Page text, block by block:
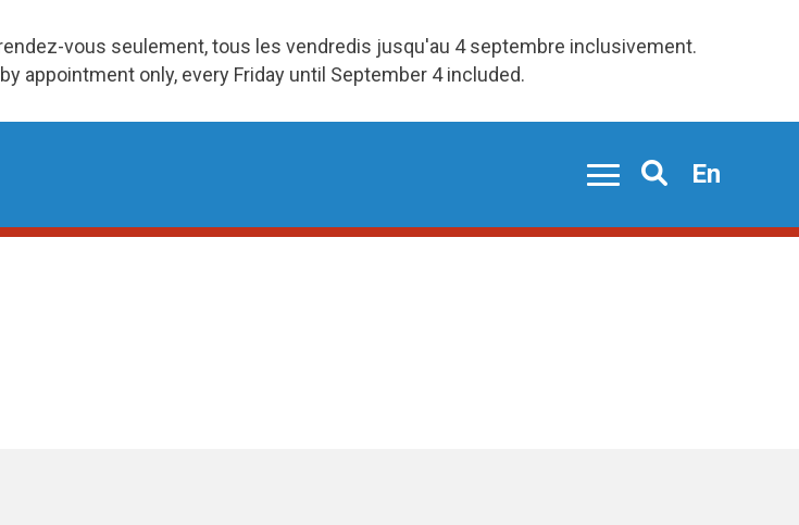
vous seulement, tous les vendredis jusqu'au 4 septembre inclusivement.
appointment only, every Friday until September 4 included.
Search
En